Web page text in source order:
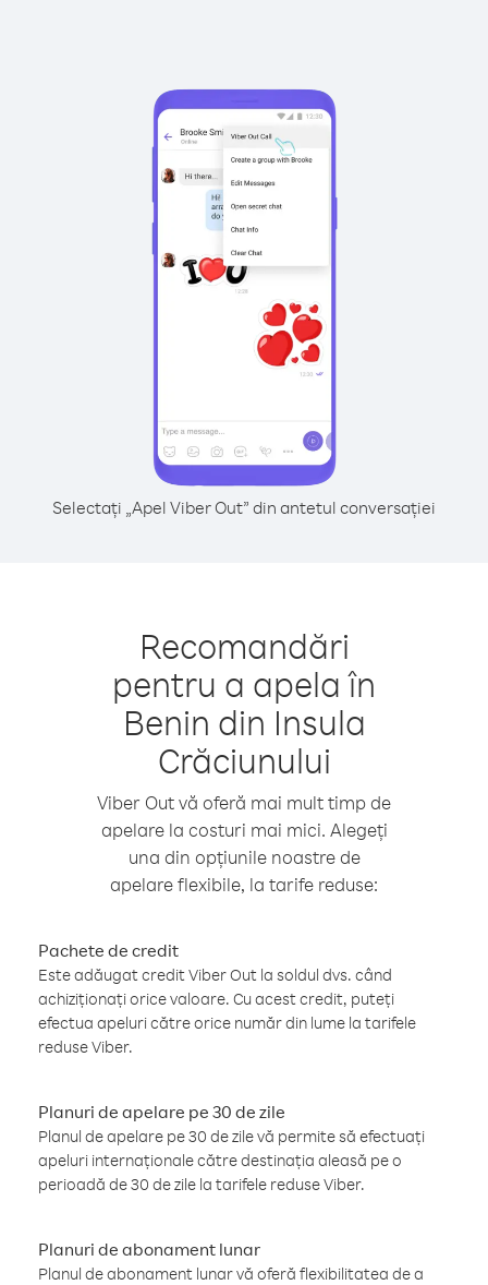
Selectați „Apel Viber Out” din antetul conversației
Recomandări
pentru a apela în
Benin din Insula
Crăciunului
Viber Out vă oferă mai mult timp de
apelare la costuri mai mici. Alegeți
una din opțiunile noastre de
apelare flexibile, la tarife reduse:
Pachete de credit
Este adăugat credit Viber Out la soldul dvs. când
achiziționați orice valoare. Cu acest credit, puteți
efectua apeluri către orice număr din lume la tarifele
reduse Viber.
Planuri de apelare pe 30 de zile
Planul de apelare pe 30 de zile vă permite să efectuați
apeluri internaționale către destinația aleasă pe o
perioadă de 30 de zile la tarifele reduse Viber.
Planuri de abonament lunar
Planul de abonament lunar vă oferă flexibilitatea de a